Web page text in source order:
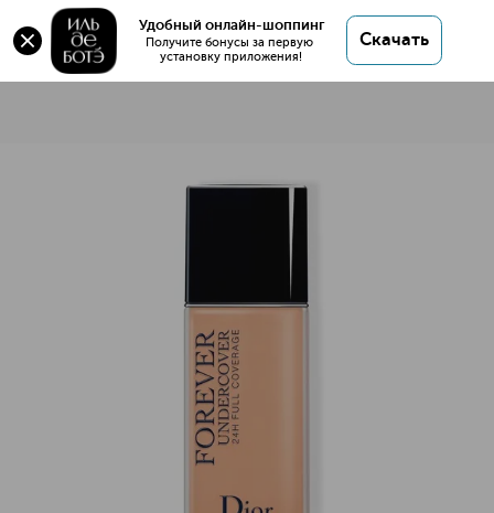
Удобный онлайн-шоппинг
Получите бонусы за первую
установку приложения!
Скачать